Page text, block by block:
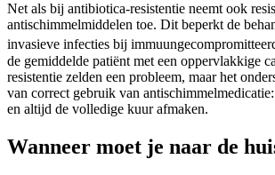
Net als bij antibiotica-resistentie neemt ook
antischimmelmiddelen toe. Dit beperkt de
invasieve infecties bij
de gemiddelde patiënt met een oppervlakkige
resistentie zelden een probleem, maar het
van correct gebruik van
en altijd de volledige kuur afmaken.
Wanneer moet je naar de